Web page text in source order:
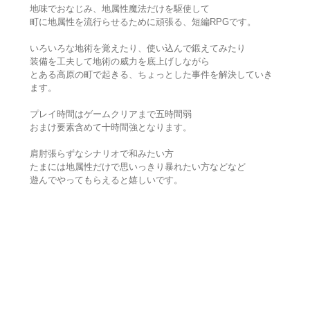
地味でおなじみ、地属性魔法だけを駆使して
町に地属性を流行らせるために頑張る、短編RPGです。
いろいろな地術を覚えたり、使い込んで鍛えてみたり
装備を工夫して地術の威力を底上げしながら
とある高原の町で起きる、ちょっとした事件を解決していき
ます。
プレイ時間はゲームクリアまで五時間弱
おまけ要素含めて十時間強となります。
肩肘張らずなシナリオで和みたい方
たまには地属性だけで思いっきり暴れたい方などなど
遊んでやってもらえると嬉しいです。